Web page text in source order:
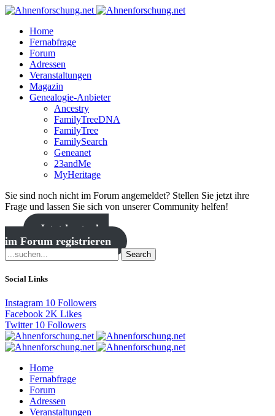
Home
Fernabfrage
Forum
Adressen
Veranstaltungen
Magazin
Genealogie-Anbieter
Ancestry
FamilyTreeDNA
FamilyTree
FamilySearch
Geneanet
23andMe
MyHeritage
Sie sind noch nicht im Forum angemeldet? Stellen Sie jetzt ihre
Frage und lassen Sie sich von unserer Community helfen!
Jetzt kostenlos
im Forum registrieren
Search
Social Links
Instagram 10 Followers
Facebook 2K Likes
Twitter 10 Followers
Home
Fernabfrage
Forum
Adressen
Veranstaltungen